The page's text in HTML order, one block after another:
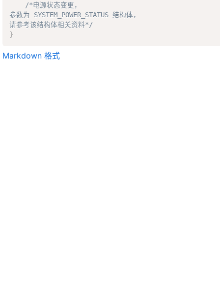
/*电源状态变更，
参数为 SYSTEM_POWER_STATUS 结构体，
请参考该结构体相关资料*/
}
Markdown 格式